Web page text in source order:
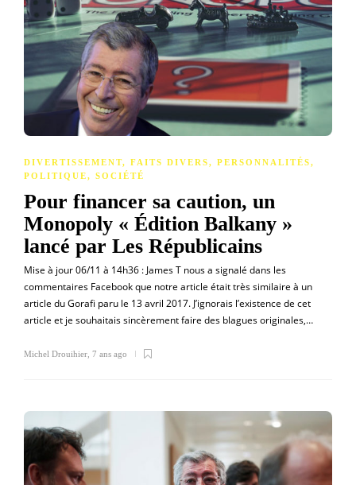
DIVERTISSEMENT, FAITS DIVERS, PERSONNALITÉS,
POLITIQUE, SOCIÉTÉ
Pour financer sa caution, un
Monopoly « Édition Balkany »
lancé par Les Républicains
Mise à jour 06/11 à 14h36 : James T nous a signalé dans les
commentaires Facebook que notre article était très similaire à un
article du Gorafi paru le 13 avril 2017. J’ignorais l’existence de cet
article et je souhaitais sincèrement faire des blagues originales,…
Michel Drouihier 7 ans ago